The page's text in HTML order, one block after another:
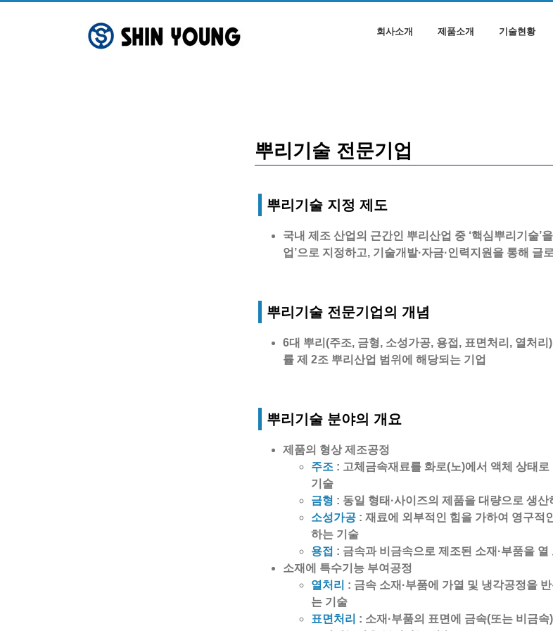
회사소개 제품소개 기술현황
뿌리기술 전문기업
뿌리기술 지정 제도
국내 제조 산업의 근간인 뿌리산업 중 ‘핵심뿌리기술’
업’으로 지정하고, 기술개발·자금·인력지원을 통해
뿌리기술 전문기업의 개념
6대 뿌리(주조, 금형, 소성가공, 용접, 표면처리, 열처
률 제 2조 뿌리산업 범위에 해당되는 기업
뿌리기술 분야의 개요
제품의 형상 제조공정
주조 : 고체금속재료를 화로(노)에서 액체 상태
기술
금형 : 동일 형태·사이즈의 제품을 대량으로 생
소성가공 : 재료에 외부적인 힘을 가하여 영구적
하는 기술
용접 : 금속과 비금속으로 제조된 소재·부품을
소재에 특수기능 부여공정
열처리 : 금속 소재·부품에 가열 및 냉각공정을
는 기술
표면처리 : 소재·부품의 표면에 금속(또는 비금